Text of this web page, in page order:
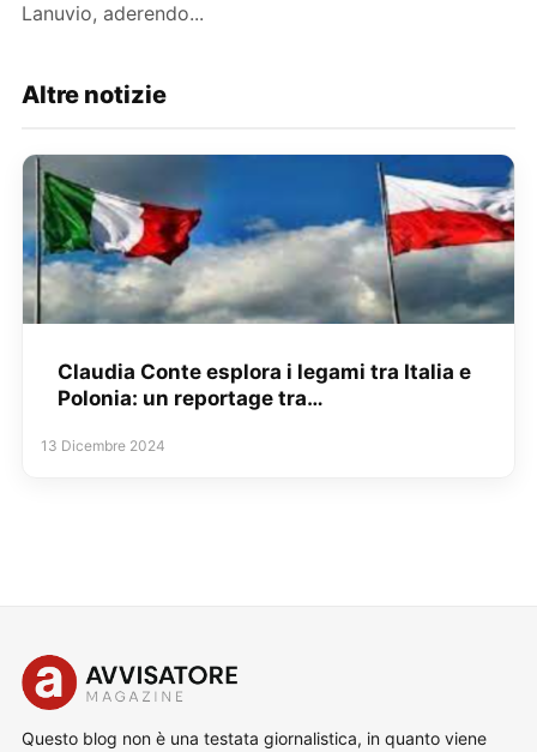
Lanuvio, aderendo...
Altre notizie
Claudia Conte esplora i legami tra Italia e
Polonia: un reportage tra…
13 Dicembre 2024
Questo blog non è una testata giornalistica, in quanto viene